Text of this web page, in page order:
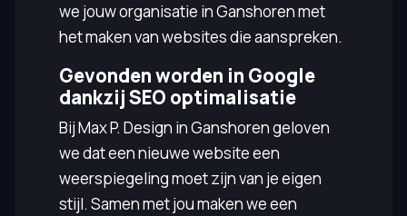
we jouw organisatie in Ganshoren met
het maken van websites die aanspreken.
Gevonden worden in Google
dankzij SEO optimalisatie
Bij Max P. Design in Ganshoren geloven
we dat een nieuwe website een
weerspiegeling moet zijn van je eigen
stijl. Samen met jou maken we een